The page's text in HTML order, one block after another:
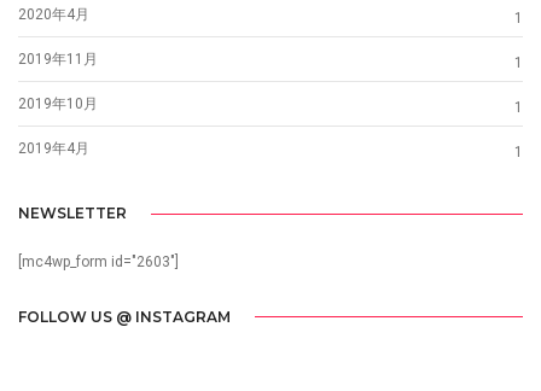
2020年4月 1
2019年11月 1
2019年10月 1
2019年4月 1
NEWSLETTER
[mc4wp_form id="2603"]
FOLLOW US @ INSTAGRAM